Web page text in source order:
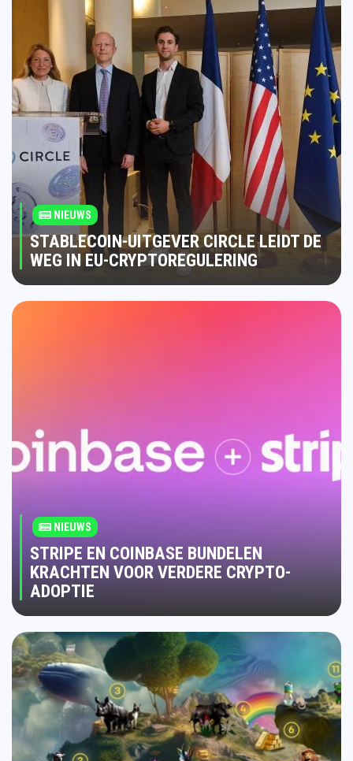
NIEUWS
STABLECOIN-UITGEVER CIRCLE LEIDT DE
WEG IN EU-CRYPTOREGULERING
NIEUWS
STRIPE EN COINBASE BUNDELEN
KRACHTEN VOOR VERDERE CRYPTO-
ADOPTIE